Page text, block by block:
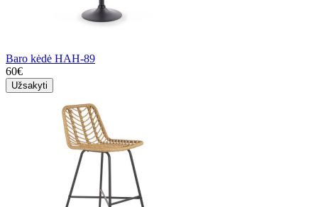
Baro kėdė HAH-89
60€
Užsakyti